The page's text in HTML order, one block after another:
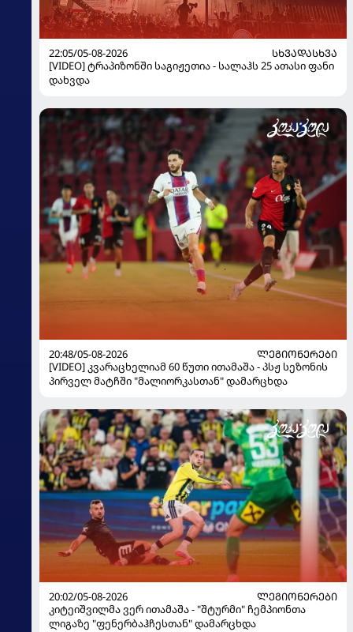
22:05/05-08-2026
ᲡᲮᲕᲐᲓᲐᲡᲮᲕᲐ
[VIDEO] ტრაპიზონში საგიჟეთია - სალაჰს 25 ათასი ფანი
დახვდა
20:48/05-08-2026
ᲚᲔᲒᲘᲝᲜᲔᲠᲔᲑᲘ
[VIDEO] კვარაცხელიამ 60 წუთი ითამაშა - პსჟ სეზონის
პირველ მატჩში "მალიორკასთან" დამარცხდა
20:02/05-08-2026
ᲚᲔᲒᲘᲝᲜᲔᲠᲔᲑᲘ
კიტეიშვილმა ვერ ითამაშა - "შტურმი" ჩემპიონთა
ლიგაზე "ფენერბაჰჩესთან" დამარცხდა